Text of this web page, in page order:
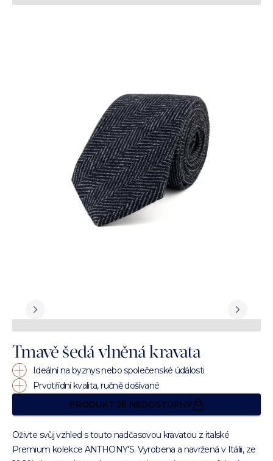
Tmavě šedá vlněná kravata
Ideální na byznys nebo společenské údálosti
Prvotřídní kvalita, ručně došívané
PRODUKT JE NEDOSTUPNÝ
Oživte svůj vzhled s touto nadčasovou kravatou z italské
Premium kolekce ANTHONY'S. Vyrobena a navržená v Itálii, ze